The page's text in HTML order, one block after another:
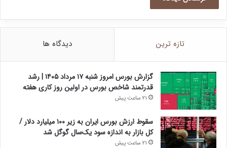
تازه ترین دیدگاه ها
گزارش بورس امروز شنبه ۱۷ مرداد ۱۴۰۵ | رشد
قدرتمند شاخص بورس در اولین روز کاری هفته
21 ساعت پیش
سقوط ارزش بورس ایران به زیر ۱۰۰ میلیارد دلار /
کل بازار به اندازه سود یک‌سال گوگل شد
21 ساعت پیش